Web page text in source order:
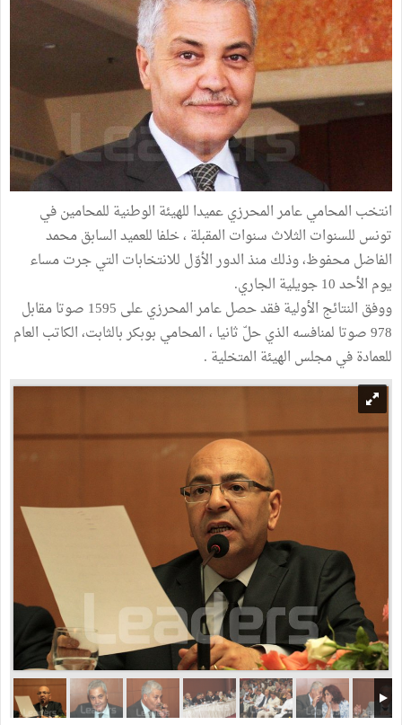
انتخب المحامي عامر المحرزي عميدا للهيئة الوطنية للمحامين في
تونس للسنوات الثلاث سنوات المقبلة ، خلفا للعميد السابق محمد
الفاضل محفوظ، وذلك منذ الدور الأوّل للانتخابات التي جرت مساء
يوم الأحد 10 جويلية الجاري.
ووفق النتائج الأولية فقد حصل عامر المحرزي على 1595 صوتا مقابل
978 صوتا لمنافسه الذي حلّ ثانيا ، المحامي بوبكر بالثابت، الكاتب العام
للعمادة في مجلس الهيئة المتخلية .